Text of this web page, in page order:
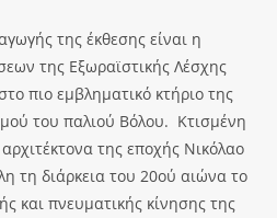
της έκθεσης είναι η
της Εξωραϊστικής Λέσχης
πιο εμβληματικό κτήριο της
του παλιού Βόλου. Κτισμένη
της εποχής Νικόλαο
τη διάρκεια του 20ού αιώνα το
και πνευματικής κίνησης της